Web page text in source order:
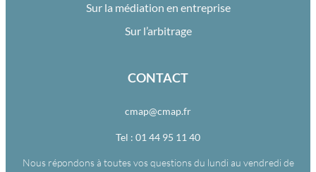
Sur la médiation en entreprise
Sur l’arbitrage
CONTACT
cmap@cmap.fr
Tel : 01 44 95 11 40
Nous répondons à toutes vos questions du lundi au vendredi de